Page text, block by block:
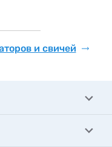
и свичей